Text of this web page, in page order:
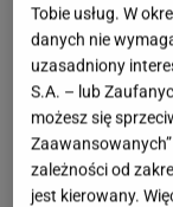
buty są
okazje, jak i na
swoim
oddychać
delikatnymi
wdzięku i
Tobie usług. W
danych nie
uzasadniony
S.A. – lub
możesz się
zależności od
jest kierowany.